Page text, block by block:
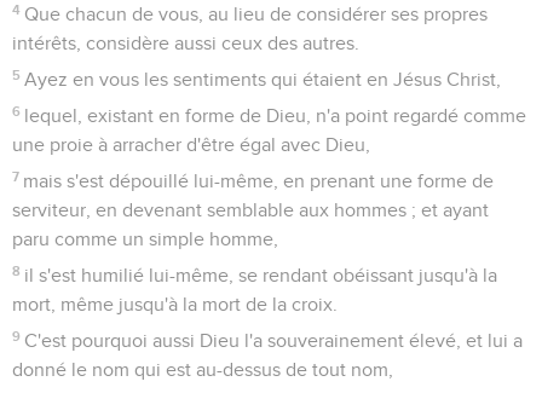
4 Que chacun de vous, au lieu de considérer ses propres
intérêts, considère aussi ceux des autres.
5 Ayez en vous les sentiments qui étaient en Jésus Christ,
6 lequel, existant en forme de Dieu, n'a point regardé comme
une proie à arracher d'être égal avec Dieu,
7 mais s'est dépouillé lui-même, en prenant une forme de
serviteur, en devenant semblable aux hommes ; et ayant
paru comme un simple homme,
8 il s'est humilié lui-même, se rendant obéissant jusqu'à la
mort, même jusqu'à la mort de la croix.
9 C'est pourquoi aussi Dieu l'a souverainement élevé, et lui a
donné le nom qui est au-dessus de tout nom,